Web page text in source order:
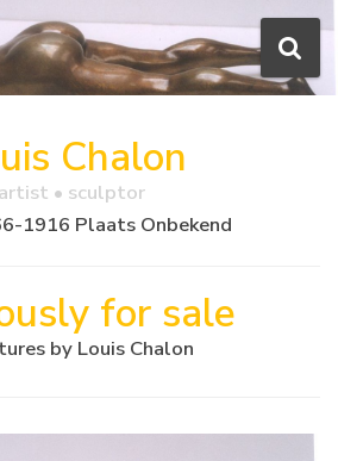
Chalon
artist • sculptor
1916 Plaats Onbekend
for sale
by Louis Chalon